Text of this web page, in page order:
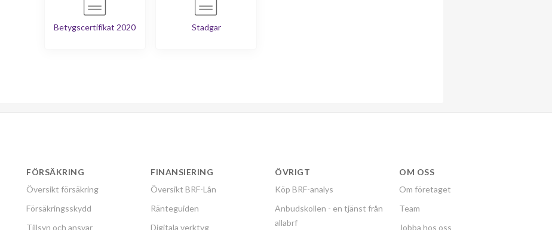
Betygscertifikat 2020 Stadgar
FÖRSÄKRING
Översikt försäkring
Försäkringsskydd
Tillsyn och ansvar
FINANSIERING
Översikt BRF-Lån
Ränteguiden
Digitala verktyg
ÖVRIGT
Köp BRF-analys
Anbudskollen - en tjänst från
allabrf
OM OSS
Om företaget
Team
Jobba hos oss